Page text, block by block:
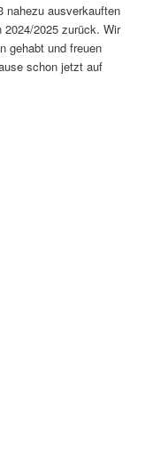
nahezu ausverkauften
2024/2025 zurück. Wir
gehabt und freuen
schon jetzt auf